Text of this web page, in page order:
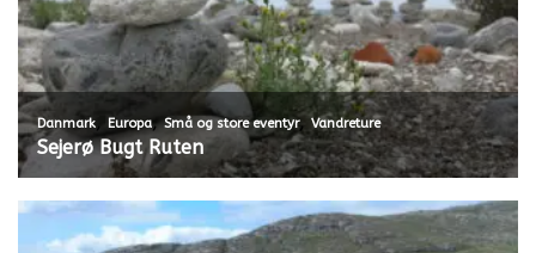
Danmark, Europa,Små og store eventyr,Vandreture
Sejerø Bugt Ruten